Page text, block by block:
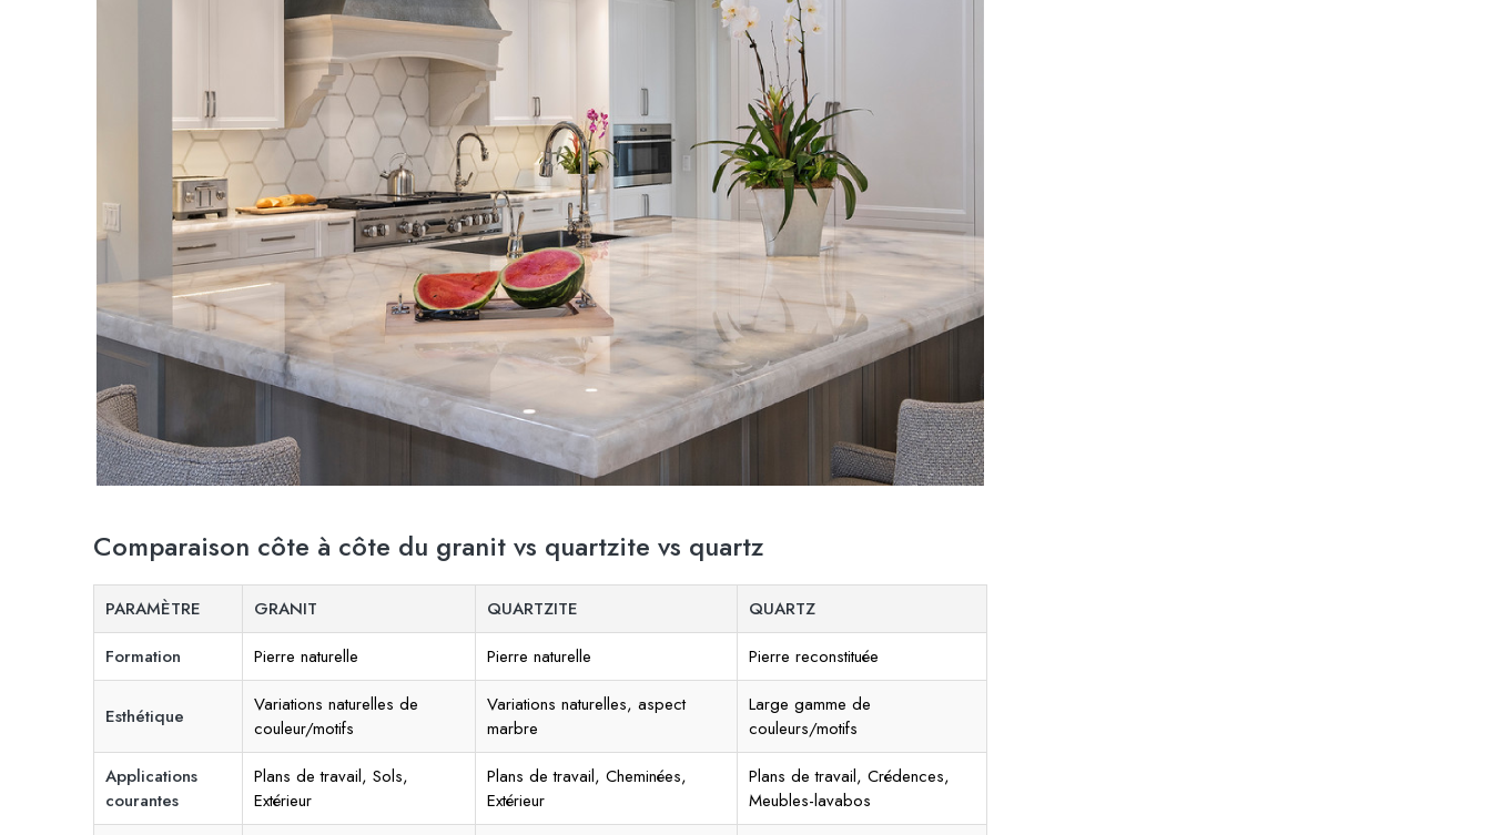
Comparaison côte à côte du granit vs quartzite vs quartz
PARAMÈTRE GRANIT QUARTZITE
QUARTZ
Formation
Pierre naturelle Pierre naturelle Pierre reconstituée
Esthétique
Variations naturelles de
couleur/motifs
Variations naturelles, aspect
marbre
Large gamme de
couleurs/motifs
Applications
courantes
Plans de travail, Sols,
Extérieur
Plans de travail, Cheminées,
Extérieur
Plans de travail, Crédences,
Meubles-lavabos